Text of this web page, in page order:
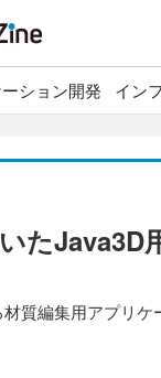
ション開発 イン
たJava3D
質編集用アプリケ